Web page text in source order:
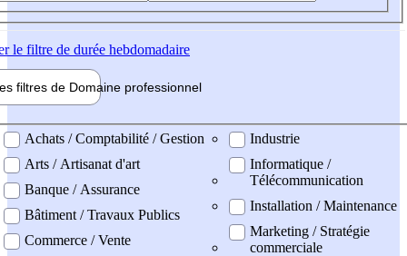
le filtre de durée hebdomadaire
filtres de Domaine professionnel
professionel
Achats / Comptabilité / Gestion
Arts / Artisanat d'art
Banque / Assurance
Bâtiment / Travaux Publics
Commerce / Vente
Industrie
Informatique /
Télécommunication
Installation / Maintenance
Marketing / Stratégie
commerciale